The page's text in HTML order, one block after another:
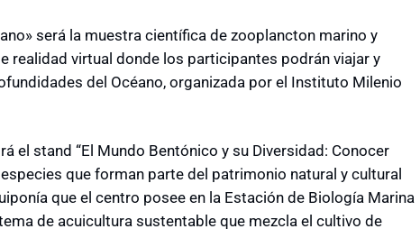
será la muestra científica de zooplancton marino y
realidad virtual donde los participantes podrán viajar y
del Océano, organizada por el Instituto Milenio
el stand “El Mundo Bentónico y su Diversidad: Conocer
que forman parte del patrimonio natural y cultural
que el centro posee en la Estación de Biología Marina
de acuicultura sustentable que mezcla el cultivo de